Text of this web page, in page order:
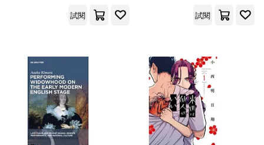
Suzuki-Parker(1)
Suzuki-parker(1)
Tom (ADP)/ Adams(1)
Tsubasa(1) Tsuchiya(1)
試閱 試閱